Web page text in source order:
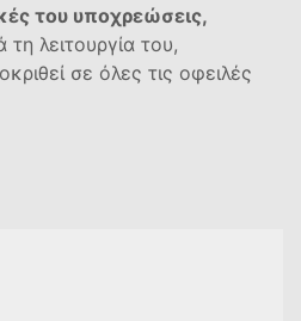
του υποχρεώσεις,
λειτουργία του,
σε όλες τις οφειλές